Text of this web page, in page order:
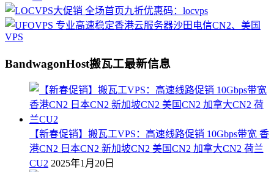
BandwagonHost搬瓦工最新信息
【新春促销】搬瓦工VPS：高速线路促销 10Gbps带宽 香
港CN2 日本CN2 新加坡CN2 美国CN2 加拿大CN2 荷兰
CU2 2025年1月20日